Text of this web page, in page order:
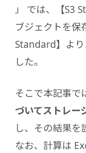
」 では、【S3
ブジェクトを保
Standard】よ
した。
そこで本記事で
づいてストレー
し、その結果を
なお、計算は